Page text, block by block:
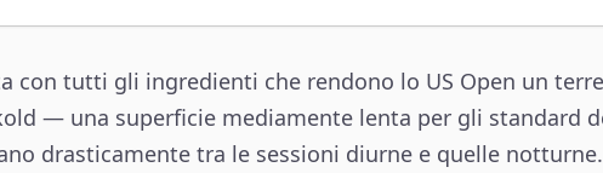
con tutti gli ingredienti che rendono lo US Open un
— una superficie mediamente lenta per gli standard
drasticamente tra le sessioni diurne e quelle notturne.